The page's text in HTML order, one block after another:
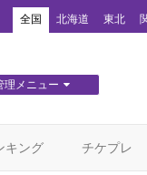
全国 北海道 東北
理メニュー
キング チケプレ